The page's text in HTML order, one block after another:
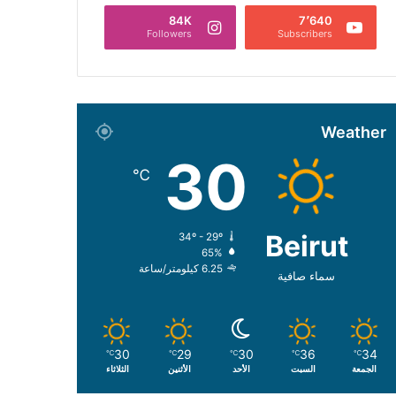
7٬640
Subscribers
84K
Followers
Weather
Beirut
سماء صافية
30
℃
34º - 29º
65%
6.25 كيلومتر/ساعة
34
℃
الجمعة
36
℃
السبت
30
℃
الأحد
29
℃
الأثنين
30
℃
الثلاثاء